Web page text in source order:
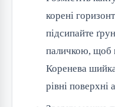
корені
підсипайте
паличкою, щоб
Коренева
рівні